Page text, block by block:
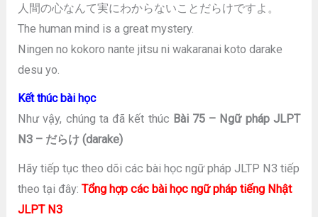
人間の心なんて実にわからないことだらけですよ。
The human mind is a great mystery.
Ningen no kokoro nante jitsu ni wakaranai koto darake
desu yo.
Kết thúc bài học
Như vậy, chúng ta đã kết thúc Bài 75 – Ngữ pháp JLPT
N3 – だらけ (darake)
Hãy tiếp tục theo dõi các bài học ngữ pháp JLTP N3 tiếp
theo tại đây:Tổng hợp các bài học ngữ pháp tiếng Nhật
JLPT N3